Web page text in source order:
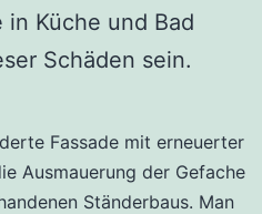
in Küche und Bad
Schäden sein.
Fassade mit erneuerter
Ausmauerung der Gefache
Ständerbaus. Man